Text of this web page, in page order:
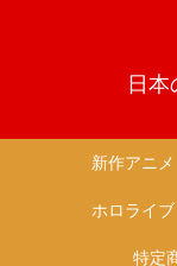
日
新作アニメ
ホロライブ